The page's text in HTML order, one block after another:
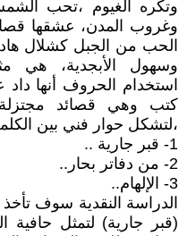
وتكره الغيوم ،تحب
وغروب المدن، عشقها
الحب من الجبل كشلال
وسهول الأبجدية، هي
استخدام الحروف أنها داد
كتب وهي قصائد
،لتشكل حوار فني بين
1- قبر جارية ..
2- من دفاتر بحار..
3- الإلهام..
الدراسة النقدية سوف
(قبر جارية) لتمثل حافية